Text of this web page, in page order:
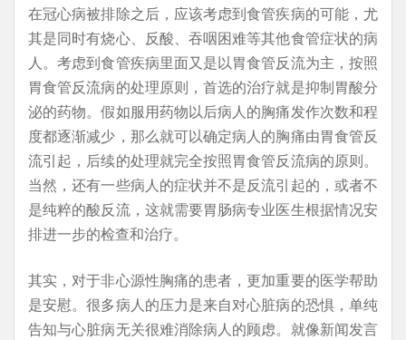
在冠心病被排除之后，应该考虑到食管疾病的可能，尤
其是同时有烧心、反酸、吞咽困难等其他食管症状的病
人。考虑到食管疾病里面又是以胃食管反流为主，按照
胃食管反流病的处理原则，首选的治疗就是抑制胃酸分
泌的药物。假如服用药物以后病人的胸痛发作次数和程
度都逐渐减少，那么就可以确定病人的胸痛由胃食管反
流引起，后续的处理就完全按照胃食管反流病的原则。
当然，还有一些病人的症状并不是反流引起的，或者不
是纯粹的酸反流，这就需要胃肠病专业医生根据情况安
排进一步的检查和治疗。
其实，对于非心源性胸痛的患者，更加重要的医学帮助
是安慰。很多病人的压力是来自对心脏病的恐惧，单纯
告知与心脏病无关很难消除病人的顾虑。就像新闻发言